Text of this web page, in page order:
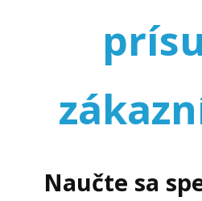
Naučte sa